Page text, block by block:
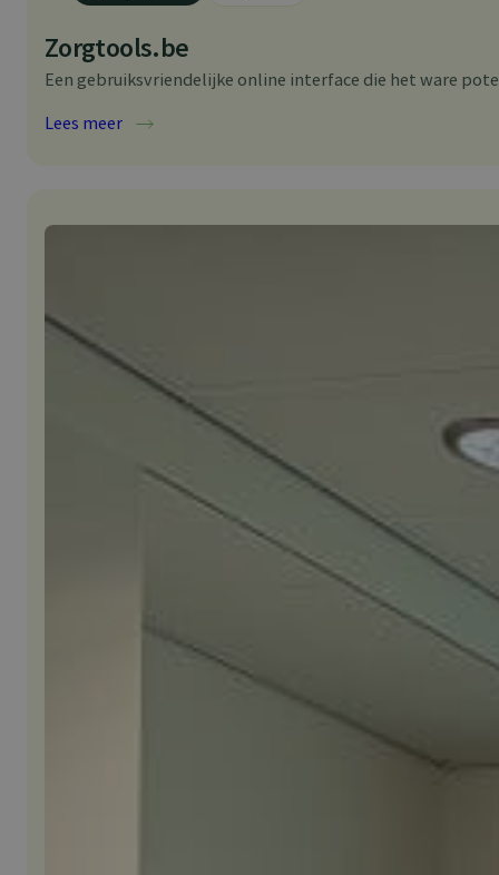
Zorgtools.be
Een gebruiksvriendelijke online interface die het ware
Lees meer: